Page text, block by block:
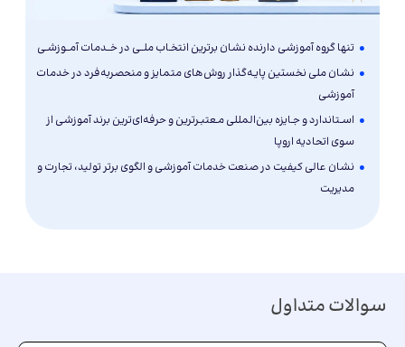
تنها گروه آموزشی دارنده نشان برترین انتخـاب ملــی در خــدمات آمــوزشـی
نشان ملی نخستین پایـه‌گذار روش‌های متمایز و منحصربه‌فرد در خدمات
آموزشی
اسـتاندارد و جـایزه بین‌المللی مـعتبـرترین و حرفه‌ای‌ترین برند آموزشی از
سوی اتحادیه اروپا
نشان عالی کیفیت در صنعت خدمات آموزشی و الگوی برتر تولید، تجارت و
مدیریت
سوالات متداول